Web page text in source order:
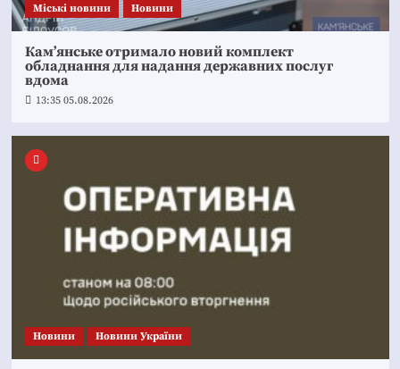
Mіські новини Новини
Кам’янське отримало новий комплект
обладнання для надання державних послуг
вдома
13:35 05.08.2026
Новини Новини України